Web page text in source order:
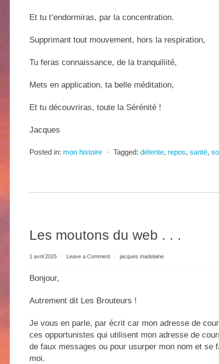
Et tu t’endormiras, par la concentration.
Supprimant tout mouvement, hors la respiration,
Tu feras connaissance, de la tranquiliité,
Mets en application, ta belle méditation,
Et tu découvriras, toute la Sérénité !
Jacques
Posted in: mon histoire ⋅ Tagged: détente, repos, santé,
Les moutons du web . . .
1 avril 2025 ⋅ Leave a Comment ⋅ jacques madelaine
Bonjour,
Autrement dit Les Brouteurs !
Je vous en parle, par écrit car mon adresse de
ces opportunistes qui utilisent mon adresse de
de faux messages ou pour usurper mon nom et se
moi.